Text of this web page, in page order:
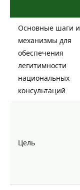
Основные шаги и
механизмы для
обеспечения
легитимности
национальных
консультаций
Цель